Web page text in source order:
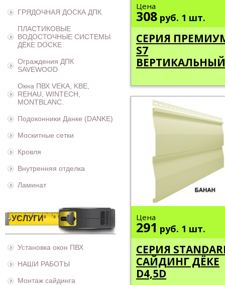
ГРЯДОЧНАЯ ДОСКА ДПК.
ПЛАСТИКОВЫЕ
ВОДОСТОЧНЫЕ СИСТЕМЫ
ДЁКЕ DOCKE
Ограждения ДПК
SAVEWOOD
Окна ПВХ VEKA, KBE,
REHAU, WINTECH,
MONTBLANC.
Подоконники Данке (DANKE)
Москитные сетки
Кровля
Внутренняя отделка
Ламинат
УСЛУГИ
Установка окон ПВХ
НАШИ РАБОТЫ
Монтаж сайдинга
Цена
308 руб. 1 шт.
СЕРИЯ
S7
ВЕРТИКАЛЬНЫЙ
Цена
291 руб. 1 шт.
СЕРИЯ
САЙДИНГ ДЁКЕ
D4,5D